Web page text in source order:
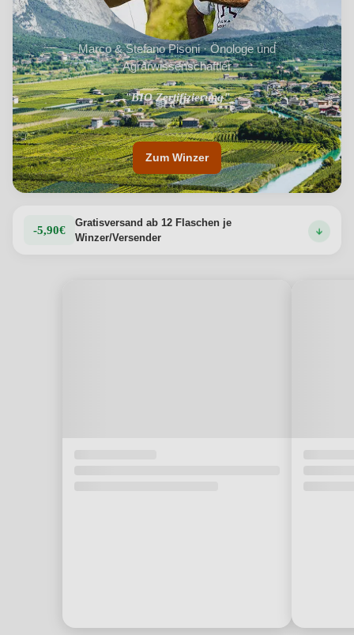
Marco & Stefano Pisoni · Önologe und
Agrarwissenschaftler
"BIO Zertifizierung"
"Familienbetrieb seit 1852"
Zum Winzer
-5,90€
Gratisversand ab 12 Flaschen je
Winzer/Versender